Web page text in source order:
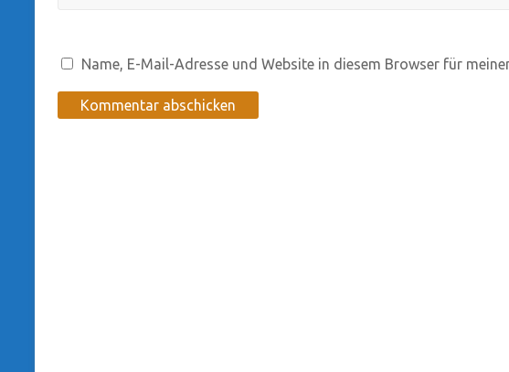
Name, E-Mail-Adresse und Website in diesem Browser für